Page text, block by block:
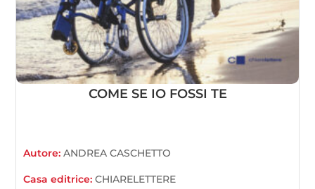
COME SE IO FOSSI TE
Autore:ANDREA CASCHETTO
Casa editrice:CHIARELETTERE